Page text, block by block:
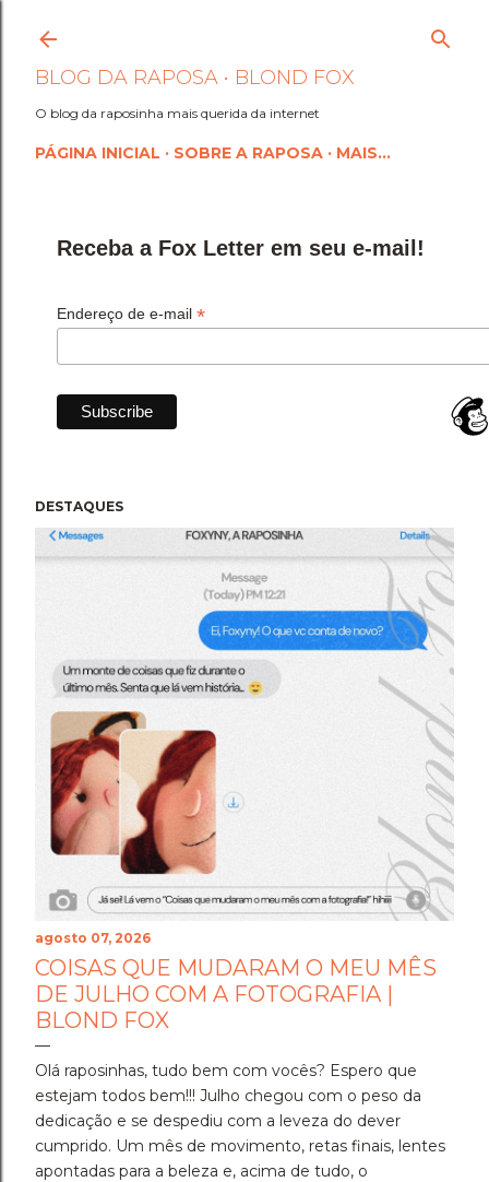
Pular para o conteúdo
BLOG DA RAPOSA • BLOND FOX
O blog da raposinha mais querida da internet
PÁGINA INICIAL SOBRE A RAPOSA MAIS…
Receba a Fox Letter em seu e-mail!
Endereço de e-mail *
DESTAQUES
agosto 07, 2026
COISAS QUE MUDARAM O MEU MÊS
DE JULHO COM A FOTOGRAFIA |
BLOND FOX
Olá raposinhas, tudo bem com vocês? Espero que
estejam todos bem!!! Julho chegou com o peso da
dedicação e se despediu com a leveza do dever
cumprido. Um mês de movimento, retas finais, lentes
apontadas para a beleza e, acima de tudo, o